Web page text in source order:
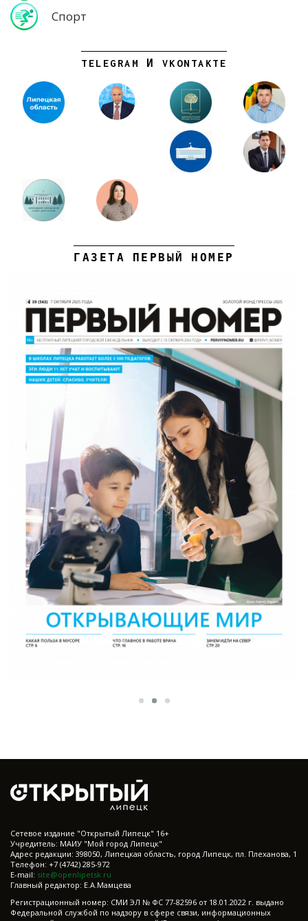
Спорт
TELEGRAM И VKONTAKTE
ГАЗЕТА ПЕРВЫЙ НОМЕР
Cетевое издание "Открытый Липецк" 16+
Учредитель: МАИУ "Мой город Липецк"
Адрес редакции: 398050, Липецкая область, город Липецк, пл. Плеханова, 1
Телефон: +7 (4742) 285-972
E-mail: site@openlipetsk.ru
Главный редактор: Е.А.Мамцева
Регистрационный номер: СМИ ЭЛ № ФС 77-82596 от 18.01.2022 г. выдано
Федеральной службой по надзору в сфере связи, информационных